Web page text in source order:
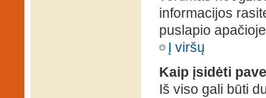
informacijos
puslapio
Į viršų
Kaip įsidėti
Iš viso gali būti